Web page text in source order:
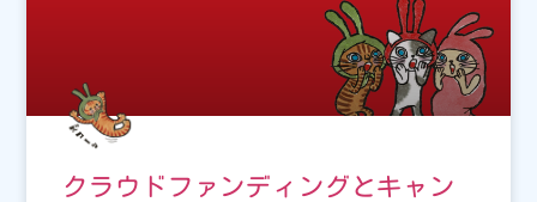
クラウドファンディングとキャン